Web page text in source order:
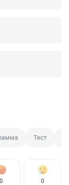
Тест
0 0